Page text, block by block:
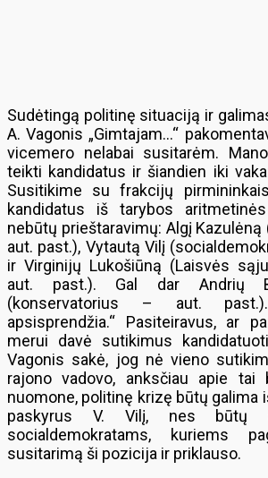
Sudėtingą politinę situaciją ir
A. Vagonis „Gimtajam…“
vicemero nelabai susitarėm.
teikti kandidatus ir šiandien iki
Susitikime su frakcijų
kandidatus iš tarybos
nebūtų prieštaravimų: Algį
aut. past.), Vytautą Vilį
ir Virginijų Lukošiūną (Laisvės
aut. past.). Gal dar Andrių
(konservatorius – aut.
apsisprendžia.“ Pasiteiravus, ar
merui davė sutikimus
Vagonis sakė, jog nė vieno
rajono vadovo, anksčiau apie tai
nuomone, politinę krizę būtų galima
paskyrus V. Vilį, nes būtų
socialdemokratams, kuriems
susitarimą ši pozicija ir priklauso.